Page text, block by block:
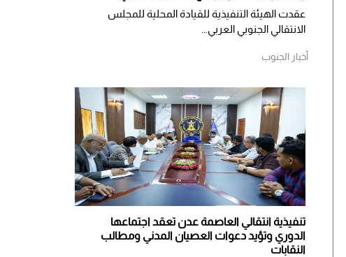
عقدت الهيئة التنفيذية للقيادة المحلية للمجلس
الانتقالي الجنوبي العربي...
أخبار الجنوب
تنفيذية انتقالي العاصمة عدن تعقد اجتماعها
الدوري وتؤيد دعوات العصيان المدني ومطالب
النقابات